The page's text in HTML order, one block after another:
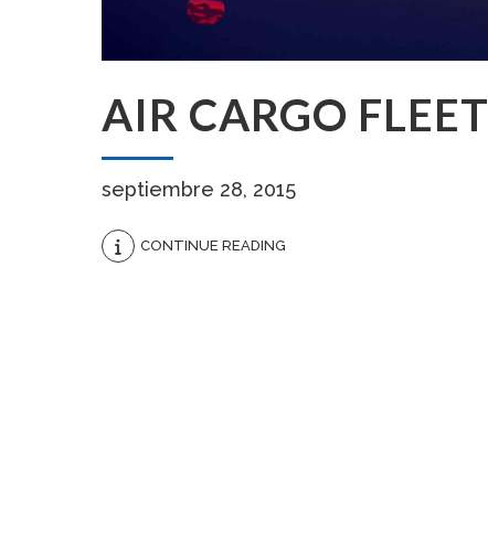
AIR CARGO FLEET
septiembre 28, 2015
CONTINUE READING